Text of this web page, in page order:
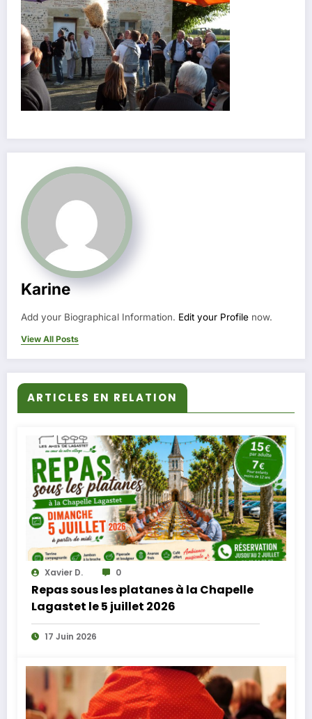
Karine
Add your Biographical Information. Edit your Profile now.
View All Posts
ARTICLES EN RELATION
Xavier D. 0
Repas sous les platanes à la Chapelle
Lagastet le 5 juillet 2026
17 Juin 2026